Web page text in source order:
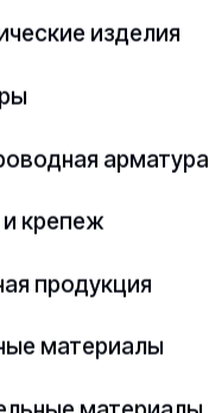
изделия
арматура
крепеж
продукция
материалы